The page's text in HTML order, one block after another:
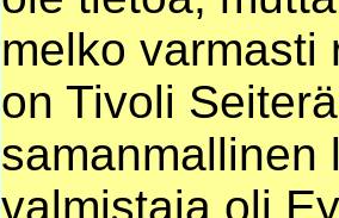
melko varmasti
on Tivoli
samanmallinen
valmistaja oli